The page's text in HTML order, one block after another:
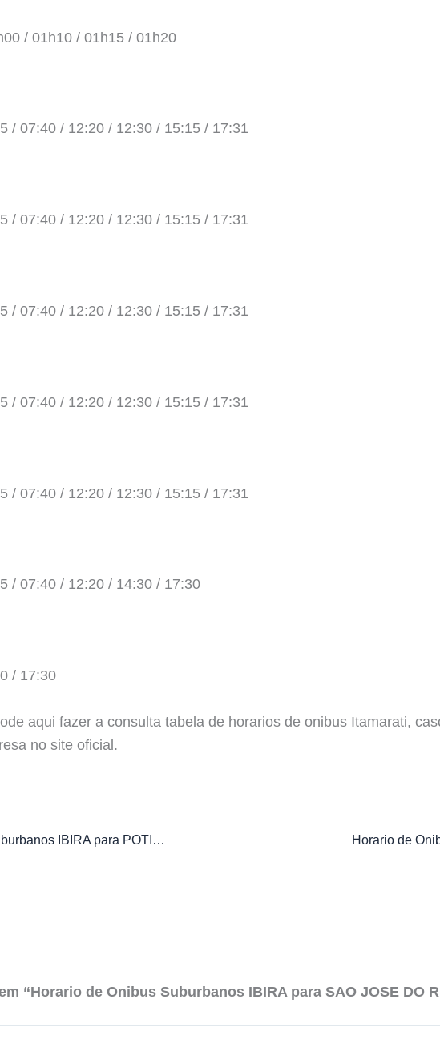
/ 01h10 / 01h15 / 01h20
/ 07:40 / 12:20 / 12:30 / 15:15 / 17:31
/ 07:40 / 12:20 / 12:30 / 15:15 / 17:31
/ 07:40 / 12:20 / 12:30 / 15:15 / 17:31
/ 07:40 / 12:20 / 12:30 / 15:15 / 17:31
/ 07:40 / 12:20 / 12:30 / 15:15 / 17:31
/ 07:40 / 12:20 / 14:30 / 17:30
/ 17:30
aqui fazer a consulta tabela de horarios de onibus Itamarati,
no site oficial.
Horario de Onibus Suburbanos IBIRA para POTIRENDABA
“Horario de Onibus Suburbanos IBIRA para SAO JOSE DO